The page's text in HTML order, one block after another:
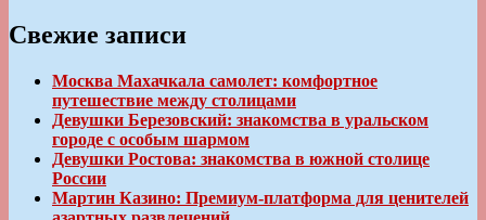
Свежие записи
Москва Махачкала самолет: комфортное
путешествие между столицами
Девушки Березовский: знакомства в уральском
городе с особым шармом
Девушки Ростова: знакомства в южной столице
России
Мартин Казино: Премиум-платформа для ценителей